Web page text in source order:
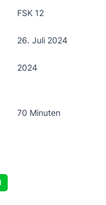
FSK 12
26. Juli 2024
2024
70 Minuten